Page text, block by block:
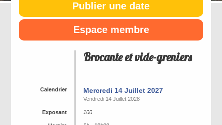
Publier une date
Espace membre
Brocante et vide-greniers
Calendrier Mercredi 14 Juillet 2027
Vendredi 14 Juillet 2028
Exposant 100